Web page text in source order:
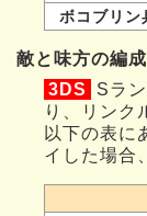
ボコブリン
敵と味方の編成
3DS
Sラ
り、リンク
以下の表に
イした場合